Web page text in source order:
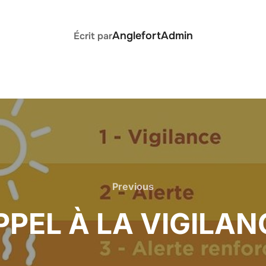
AUTEUR DE LA PUBLICATION
Écrit parAnglefortAdmin
Previous
À LA